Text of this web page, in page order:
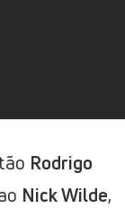
Rodrigo
Nick Wilde,